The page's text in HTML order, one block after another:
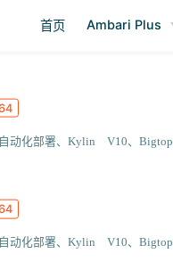
首页 Ambari Plus
自动化部署 Kylin V10 Bigtop
自动化部署 Kylin V10 Bigtop